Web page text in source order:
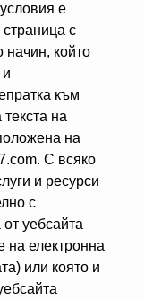
е
с
начин, който
към
на
на
С всяко
и ресурси
с
уебсайта
на електронна
или която и